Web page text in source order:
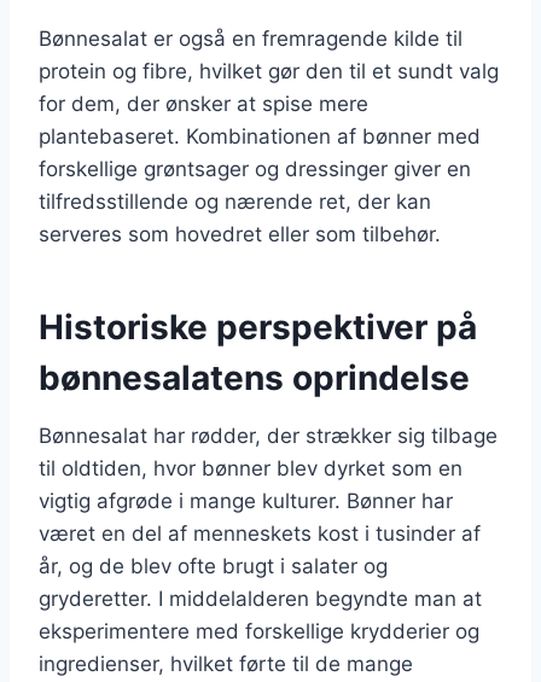
Bønnesalat er også en fremragende kilde til
protein og fibre, hvilket gør den til et sundt valg
for dem, der ønsker at spise mere
plantebaseret. Kombinationen af bønner med
forskellige grøntsager og dressinger giver en
tilfredsstillende og nærende ret, der kan
serveres som hovedret eller som tilbehør.
Historiske perspektiver på
bønnesalatens oprindelse
Bønnesalat har rødder, der strækker sig tilbage
til oldtiden, hvor bønner blev dyrket som en
vigtig afgrøde i mange kulturer. Bønner har
været en del af menneskets kost i tusinder af
år, og de blev ofte brugt i salater og
gryderetter. I middelalderen begyndte man at
eksperimentere med forskellige krydderier og
ingredienser, hvilket førte til de mange